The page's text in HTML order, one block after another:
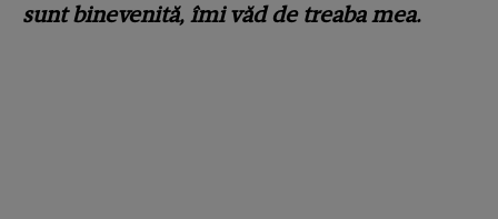
sunt binevenită, îmi văd de treaba mea.